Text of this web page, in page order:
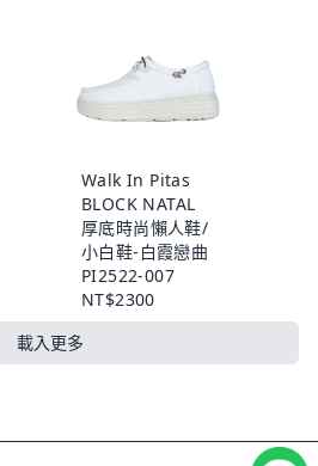
Walk In Pitas
BLOCK NATAL
厚底時尚懶人鞋/
小白鞋-白霞戀曲
PI2522-007
NT$2300
載入更多